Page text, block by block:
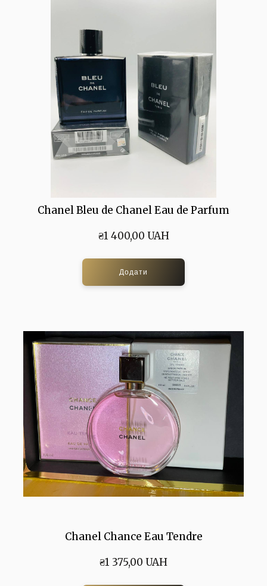
Chanel Bleu de Chanel Eau de Parfum
₴1 400,00 UAH
Додати
Chanel Chance Eau Tendre
₴1 375,00 UAH